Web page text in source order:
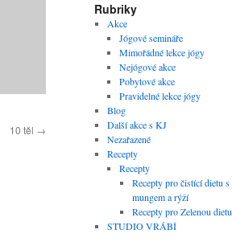
10 těl →
Rubriky
Akce
Jógové semináře
Mimořádné lekce jógy
Nejógové akce
Pobytové akce
Pravidelné lekce jógy
Blog
Další akce s KJ
Nezařazené
Recepty
Recepty
Recepty pro čistící dietu s
mungem a rýží
Recepty pro Zelenou dietu
STUDIO VRÁBÍ